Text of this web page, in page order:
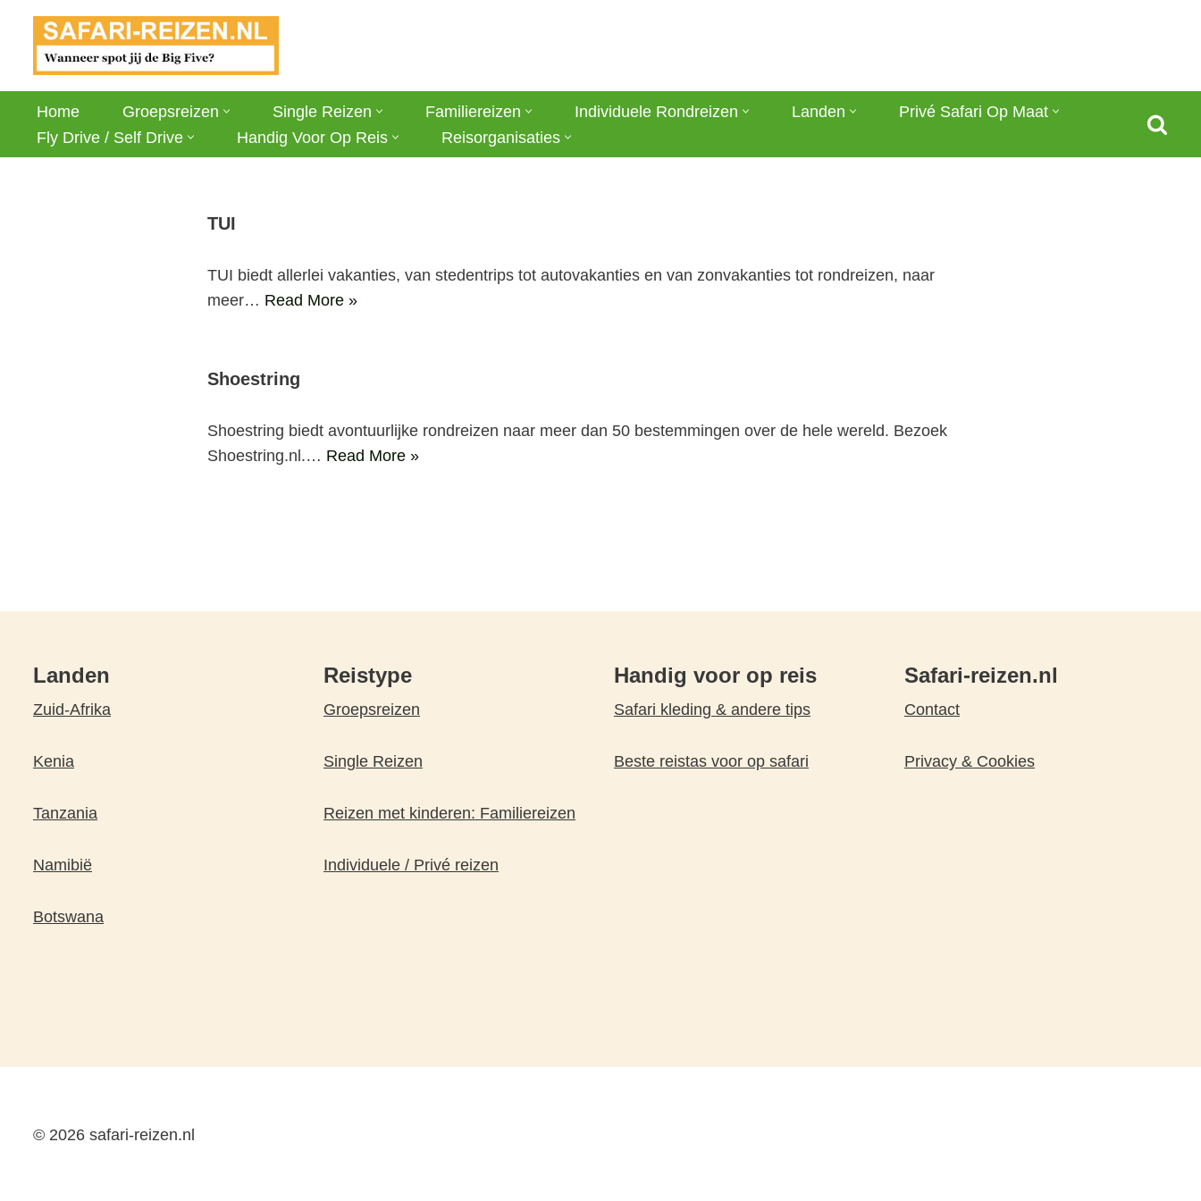
naar
Home Groepsreizen Single Reizen Familiereizen Individuele Rondreizen Landen
Privé Safari Op Maat
Fly Drive / Self Drive
Handig Voor Op Reis Reisorganisaties
TUI
TUI biedt allerlei vakanties, van stedentrips tot autovakanties en van zonvakanties tot rondreizen, naar
meer… Read More »
Shoestring
Shoestring biedt avontuurlijke rondreizen naar meer dan 50 bestemmingen over de hele wereld. Bezoek
Shoestring.nl.… Read More »
Landen
Zuid-Afrika
Kenia
Tanzania
Namibië
Botswana
Reistype
Groepsreizen
Single Reizen
Reizen met kinderen: Familiereizen
Individuele / Privé reizen
Handig voor op reis
Safari kleding & andere tips
Beste reistas voor op safari
Safari-reizen.nl
Contact
Privacy & Cookies
© 2026 safari-reizen.nl